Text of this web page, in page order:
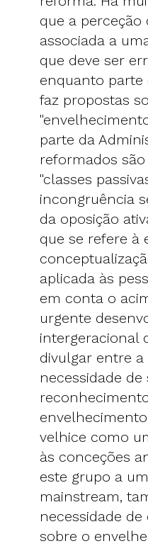
que a perceção
associada a
que deve ser
enquanto parte
faz propostas
parte da
reformados
"classes
incongruência
da oposição
que se refere à
aplicada às
em conta o
urgente
intergeracional
divulgar entre a
necessidade de
velhice como
às conceções
este grupo a
mainstream,
necessidade
sobre o